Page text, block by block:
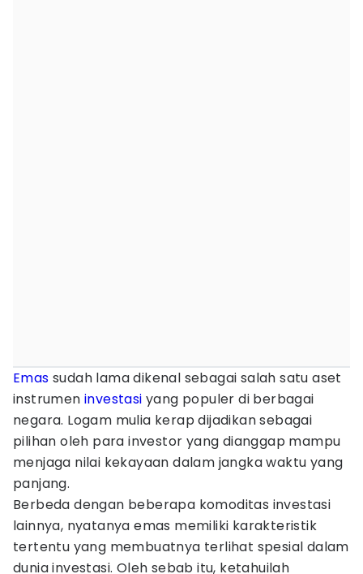
Emas sudah lama dikenal sebagai salah satu aset
instrumeninvestasi yang populer di berbagai
negara. Logam mulia kerap dijadikan sebagai
pilihan oleh para investor yang dianggap mampu
menjaga nilai kekayaan dalam jangka waktu yang
panjang.
Berbeda dengan beberapa komoditas investasi
lainnya, nyatanya emas memiliki karakteristik
tertentu yang membuatnya terlihat spesial dalam
dunia investasi. Oleh sebab itu, ketahuilah